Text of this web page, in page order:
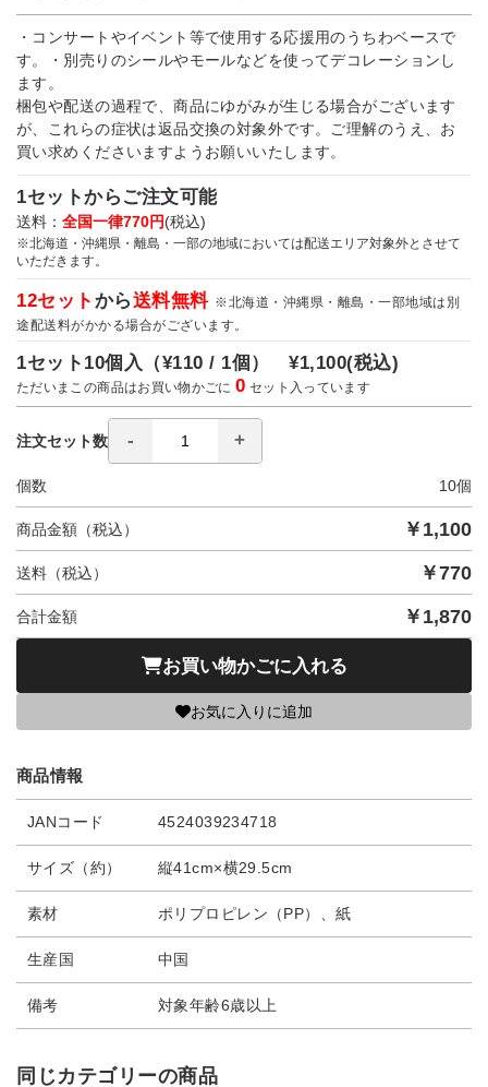
・コンサートやイベント等で使用する応援用のうちわベースで
す。・別売りのシールやモールなどを使ってデコレーションし
ます。
梱包や配送の過程で、商品にゆがみが生じる場合がございます
が、これらの症状は返品交換の対象外です。ご理解のうえ、お
買い求めくださいますようお願いいたします。
1セットからご注文可能
送料： 全国一律770円(税込)
※北海道・沖縄県・離島・一部の地域においては配送エリア対象外とさせて
いただきます。
12セット から送料無料 ※北海道・沖縄県・離島・一部地域は別
途配送料がかかる場合がございます。
1セット10個入（¥110 / 1個）¥1,100(税込)
ただいまこの商品はお買い物かごに0 セット入っています
注文セット数
個数 10個
商品金額（税込） ￥ 1,100
送料（税込） ￥770
合計金額 ￥ 1,870
お買い物かごに入れる
お気に入りに追加
商品情報
JANコード 4524039234718
サイズ（約） 縦41cm×横29.5cm
素材 ポリプロピレン（PP）、紙
生産国 中国
備考 対象年齢6歳以上
同じカテゴリーの商品